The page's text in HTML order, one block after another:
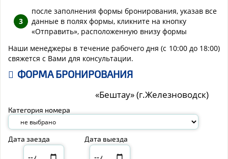
после заполнения формы бронирования, указав все
данные в полях формы, кликните на кнопку
«Отправить», расположенную внизу формы
Наши менеджеры в течение рабочего дня (с 10:00 до 18:00)
свяжется с Вами для консультации.
ФОРМА БРОНИРОВАНИЯ
«Бештау» (г.Железноводск)
Категория номера
Дата заезда Дата выезда